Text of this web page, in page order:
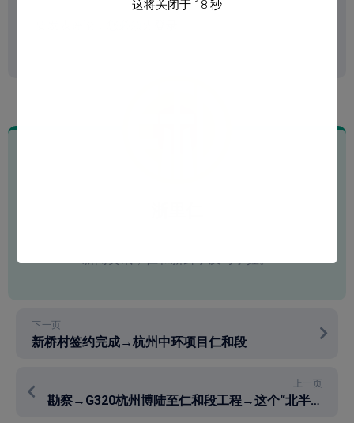
下一页
新桥村签约完成→杭州中环项目仁和段
上一页
勘察→G320杭州博陆至仁和段工程→这个“北半环”让人期待
这将关闭于 17 秒